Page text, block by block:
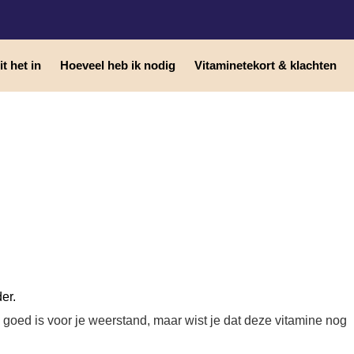
het in Hoeveel heb ik nodig Vitaminetekort & klachten
is voor je weerstand, maar wist je dat deze vitamine nog